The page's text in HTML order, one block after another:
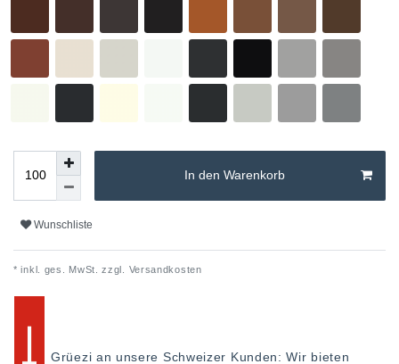
In den Warenkorb
Wunschliste
* inkl. ges. MwSt. zzgl. Versandkosten
Grüezi an unsere Schweizer Kunden: Wir bieten